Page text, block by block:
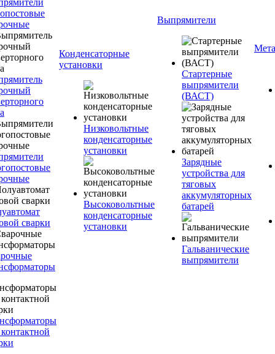
сварки
Конденсаторные
установки
Низковольтные
конденсаторные
установки
Высоковольтные
конденсаторные
установки
Выпрямители
Стартерные
выпрямители
(ВАСТ)
Зарядные
устройства для
тяговых
аккумуляторных
батарей
Гальванические
выпрямители